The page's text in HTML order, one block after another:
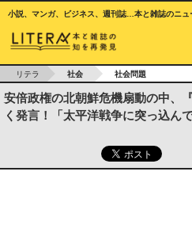
小説、マンガ、ビジネス、週刊誌…本と雑誌のニュ
リテラ 社会 社会問題
安倍政権の北朝鮮危機扇動の中、
く発言！「太平洋戦争に突っ込ん